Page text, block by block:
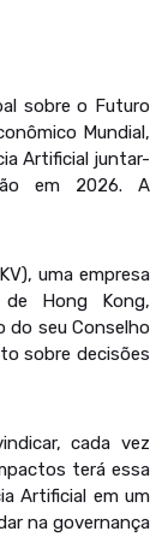
sobre o Futuro
Mundial,
Artificial juntar-
em 2026. A
uma empresa
Hong Kong,
do seu Conselho
sobre decisões
cada vez
terá essa
Artificial em um
na governança